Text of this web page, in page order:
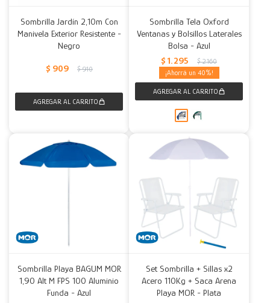
Sombrilla Jardín 2,10m Con
Manivela Exterior Resistente -
Negro
$ 909 $ 910
Sombrilla Tela Oxford
Ventanas y Bolsillos Laterales
Bolsa - Azul
$ 1.295 $ 2.160
40
Sombrilla Playa BAGUM MOR
1,90 Alt M FPS 100 Aluminio
Funda - Azul
Set Sombrilla + Sillas x2
Acero 110Kg + Saca Arena
Playa MOR - Plata
Mesas
Calefactores
Acolchados y Frazadas
Decoración
Accesorios para el hogar
Accesorios
Muebles Infantiles